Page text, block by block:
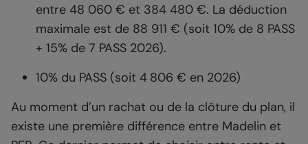
entre 48 060 € et 384 480 €. La déduction
maximale est de 88 911 € (soit 10% de 8 PASS
+ 15% de 7 PASS 2026).
10% du PASS (soit 4 806 € en 2026)
Au moment d’un rachat ou de la clôture du plan, il
existe une première différence entre Madelin et